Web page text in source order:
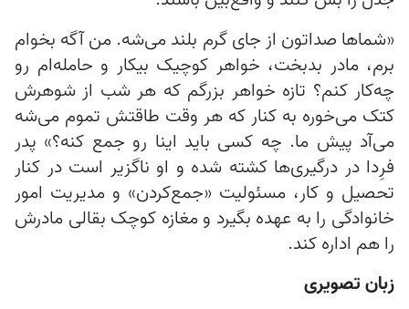
«شماها صداتون از جای گرم بلند می‌شه. من آگه بخوام
برم، مادر بدبخت، خواهر کوچیک بیکار و حامله‌ام رو
چه‌کار کنم؟ تازه خواهر بزرگم که هر شب از شوهرش
کتک می‌خوره به کنار که هر وقت طاقتش تموم می‌شه
می‌آد پیش ما. چه کسی باید اینا رو جمع کنه؟» پدر
فرِدا در درگیری‌ها کشته ‌شده و او ناگزیر است در کنار
تحصیل و کار، مسئولیت «جمع‌کردن» و مدیریت امور
خانوادگی را به عهده بگیرد و مغازه کوچک بقالی‌ مادرش
را هم اداره ‌کند.
زبان تصویری